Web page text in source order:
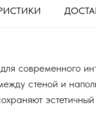
современного
стеной и